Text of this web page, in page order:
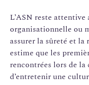
L’ASN reste
organisationnelle ou
assurer la sûreté et
estime que les
rencontrées lors de
d’entretenir une